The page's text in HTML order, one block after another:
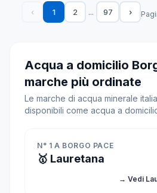
‹ 1 2 ... 97 ›
Acqua a domicilio
marche più ordinate
Le marche di acqua minerale
disponibili come acqua a
N° 1 A BORGO PACE
🥇 Lauretana
→ Vedi